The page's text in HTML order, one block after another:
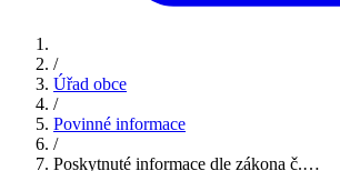
/
Úřad obce
/
Povinné informace
/
Poskytnuté informace dle zákona č.…